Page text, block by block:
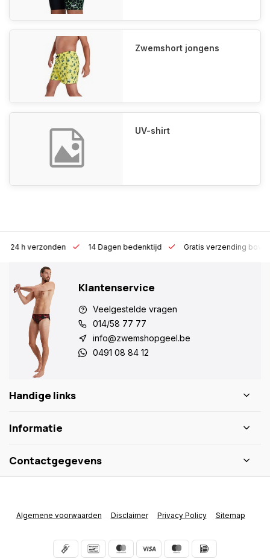
Zwemshort jongens
UV-shirt
h verzonden 14 Dagen bedenktijd Gratis verzending boven
Klantenservice
Veelgestelde vragen
014/58 77 77
info@zwemshopgeel.be
0491 08 84 12
Handige links
Informatie
Contactgegevens
Algemene voorwaarden Disclaimer Privacy Policy Sitemap